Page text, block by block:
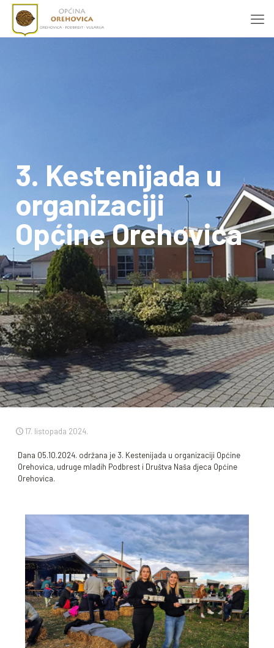
3. Kestenijada u
organizaciji
Općine Orehovica
17. listopada 2024.
Dana 05.10.2024. održana je 3. Kestenijada u organizaciji Općine
Orehovica, udruge mladih Podbrest i Društva Naša djeca Općine
Orehovica.